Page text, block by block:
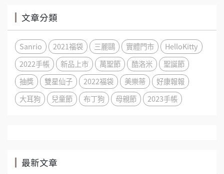
文章分類
Sanrio 2021福袋 三麗鷗 實體門市
HelloKitty
2022手帳
新品上市 萬聖節 酷洛米
聖誕節
抽獎
雙星仙子 2022福袋 美樂蒂
好康報報
大耳狗
兒童節 布丁狗 母親節 2023手帳
最新文章